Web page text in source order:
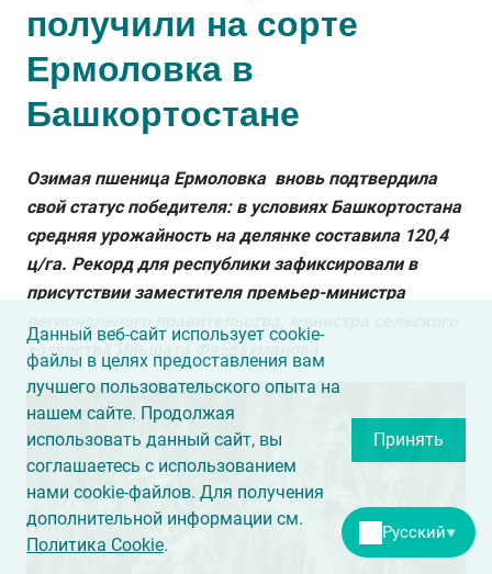
получили на сорте
Ермоловка в
Башкортостане
Озимая пшеница Ермоловка вновь подтвердила
свой статус победителя: в условиях Башкортостана
средняя урожайность на делянке составила 120,4
ц/га. Рекорд для республики зафиксировали в
присутствии заместителя премьер-министра
хозяйства Ильшата Фазрахманова.
Русский▼
Данный веб-сайт использует cookie-
файлы в целях предоставления вам
лучшего пользовательского опыта на
нашем сайте. Продолжая
использовать данный сайт, вы
соглашаетесь с использованием
нами cookie-файлов. Для получения
дополнительной информации см.
Политика Cookie.
Принять